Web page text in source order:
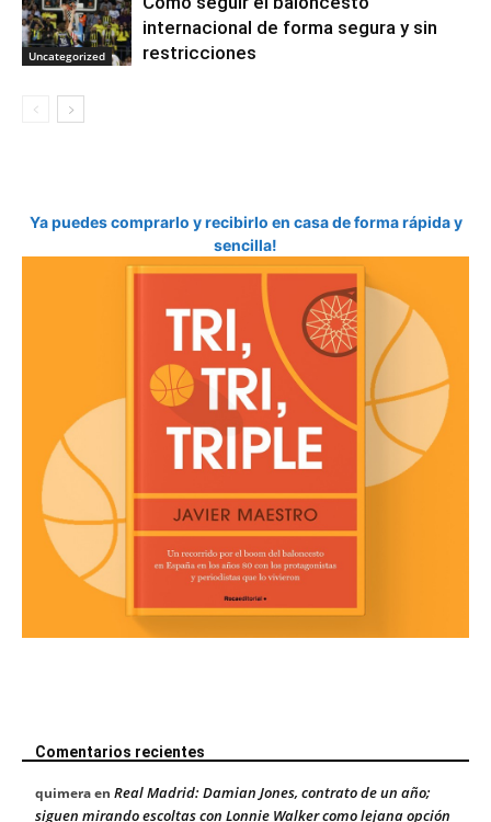
Uncategorized
internacional de forma segura y sin
restricciones
Ya puedes comprarlo y recibirlo en casa de forma rápida y
sencilla!
Comentarios recientes
quimeraen Real Madrid: Damian Jones, contrato de un año;
siguen mirando escoltas con Lonnie Walker como lejana opción